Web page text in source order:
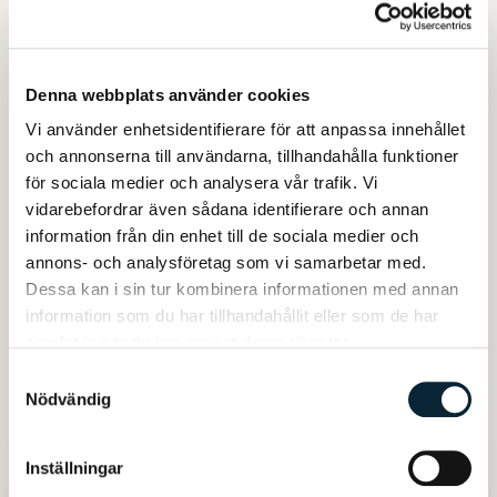
Denna webbplats använder cookies
Vi använder enhetsidentifierare för att anpassa innehållet
och annonserna till användarna, tillhandahålla funktioner
för sociala medier och analysera vår trafik. Vi
vidarebefordrar även sådana identifierare och annan
information från din enhet till de sociala medier och
annons- och analysföretag som vi samarbetar med.
Dessa kan i sin tur kombinera informationen med annan
information som du har tillhandahållit eller som de har
Nödvändig
Inställningar
forskningscenter Lövsta, Segersta Equestrian. APL
du ska arbeta som djurvårdare eller hästskötare
efter din gymnasieexamen.
Ämnesövergripande
undervisning
Instudering inför en enda examination ger dig ändå
betygsunderlag och kunskaper i minst två ämnen,
och ofta fler. Det ger färre examinationer, mot
djupare kunskaper. Helt enkelt en stressfri
Om Wenngarns
Wenngarns slott uppfördes under 1200-talets